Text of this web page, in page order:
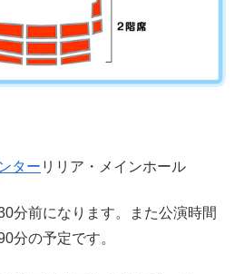
ター リリア・メインホール
分前になります。また公演時間
分の予定です。